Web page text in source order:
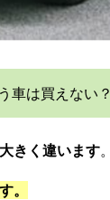
車は買えない？
きく違います。
。